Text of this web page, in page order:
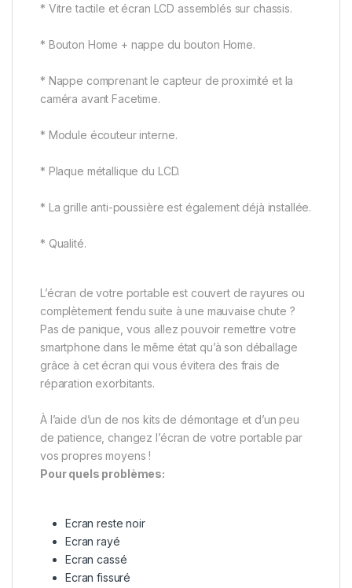
* Vitre tactile et écran LCD assemblés sur chassis.
* Bouton Home + nappe du bouton Home.
* Nappe comprenant le capteur de proximité et la
caméra avant Facetime.
* Module écouteur interne.
* Plaque métallique du LCD.
* La grille anti-poussière est également déjà installée.
* Qualité.
L’écran de votre portable est couvert de rayures ou
complètement fendu suite à une mauvaise chute ?
Pas de panique, vous allez pouvoir remettre votre
smartphone dans le même état qu’à son déballage
grâce à cet écran qui vous évitera des frais de
réparation exorbitants.
À l’aide d’un de nos kits de démontage et d’un peu
de patience, changez l’écran de votre portable par
vos propres moyens !
Pour quels problèmes:
Ecran reste noir
Ecran rayé
Ecran cassé
Ecran fissuré